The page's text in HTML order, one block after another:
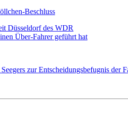
Beschluss
Düsseldorf des WDR
Über-Fahrer geführt hat
zur Entscheidungsbefugnis